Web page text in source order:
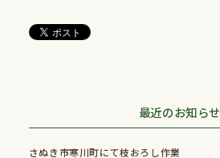
最近のお知らせ
さぬき市寒川町にて枝おろし作業